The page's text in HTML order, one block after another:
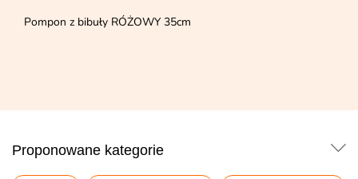
Pompon z bibuły RÓŻOWY 35cm
Proponowane kategorie